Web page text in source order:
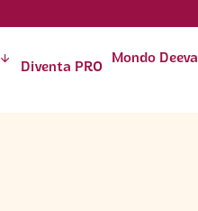
󰁅
Diventa PRO
Mondo Deeva